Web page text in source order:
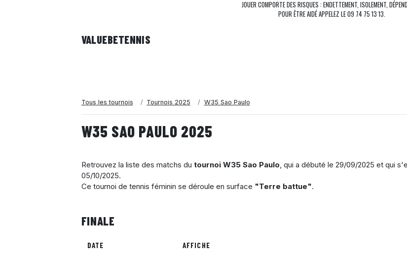
JOUER COMPORTE DES RISQUES : ENDETTEMENT, ISOLEMENT,
POUR ÊTRE AIDÉ APPELEZ LE 09 74 75 13 13.
VALUEBETENNIS
Tous les tournois Tournois 2025 W35 Sao Paulo
W35 SAO PAULO 2025
Retrouvez la liste des matchs du tournoi W35 Sao Paulo, qui a débuté le 29/09/2025 et qui
05/10/2025.
Ce tournoi de tennis féminin se déroule en surface "Terre battue".
FINALE
DATE AFFICHE